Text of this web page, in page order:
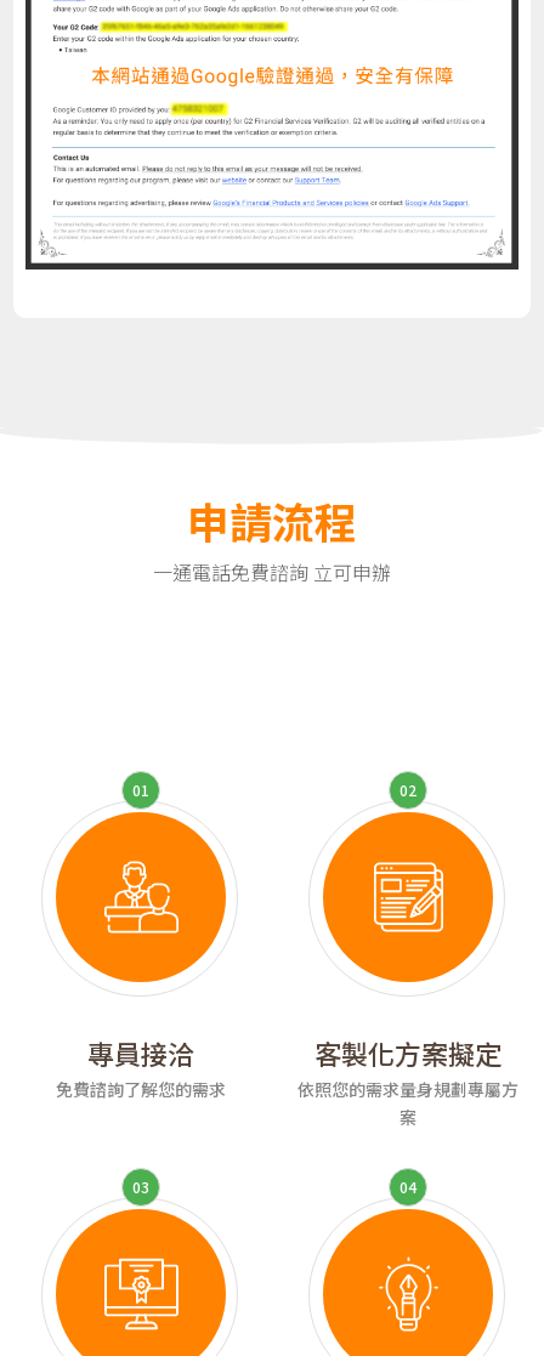
申請流程
一通電話免費諮詢 立可申辦
01
專員接洽
免費諮詢了解您的需求
02
客製化方案擬定
依照您的需求量身規劃專屬方
案
03 04